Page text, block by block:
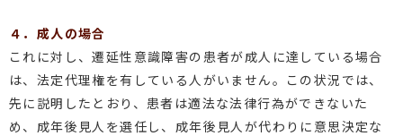
４．成人の場合
これに対し、遷延性意識障害の患者が成人に達している場合
は、法定代理権を有している人がいません。この状況では、
先に説明したとおり、患者は適法な法律行為ができないた
め、成年後見人を選任し、成年後見人が代わりに意思決定な